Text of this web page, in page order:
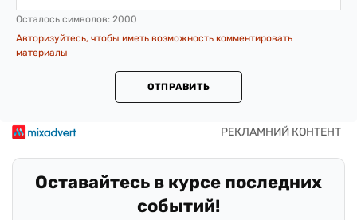
Осталось символов: 2000
Авторизуйтесь, чтобы иметь возможность комментировать
материалы
ОТПРАВИТЬ
Оставайтесь в курсе последних
событий!